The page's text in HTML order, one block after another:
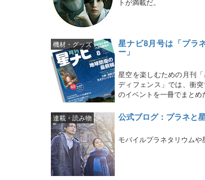
星ナビ8月号は「プラ
ー」
機材・グッズ
星空を楽しむための月刊
ディフェンス」では、衝
のイベントを一冊でまとめ
公式ブログ：プラネと
連載・読み物
モバイルプラネタリウムや